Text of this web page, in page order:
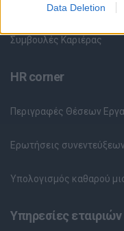
Data Deletion
Καταχώρηση Online
Συμβουλές Καριέρας
HR corner
Περιγραφές Θέσεων
Ερωτήσεις συνεντεύξεων
Υπολογισμός καθαρού
Υπηρεσίες εταιριών